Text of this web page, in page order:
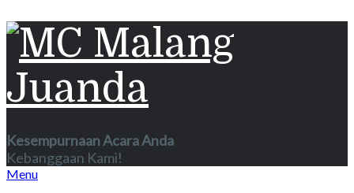
Kesempurnaan Acara Anda
Kebanggaan Kami!
Menu